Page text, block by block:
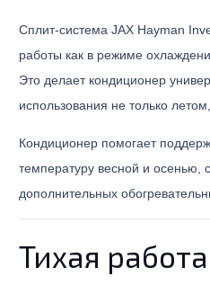
Сплит-система JAX Hayman
работы как в режиме
Это делает кондиционер
использования не только
Кондиционер помогает
температуру весной и осенью,
дополнительных
Тихая